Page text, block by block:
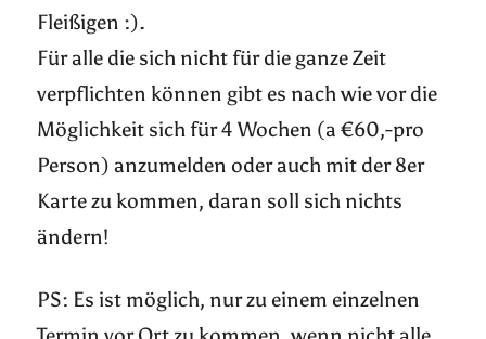
Fleißigen :).
Für alle die sich nicht für die ganze Zeit
verpflichten können gibt es nach wie vor die
Möglichkeit sich für 4 Wochen (a €60,-pro
Person) anzumelden oder auch mit der 8er
Karte zu kommen, daran soll sich nichts
ändern!
PS: Es ist möglich, nur zu einem einzelnen